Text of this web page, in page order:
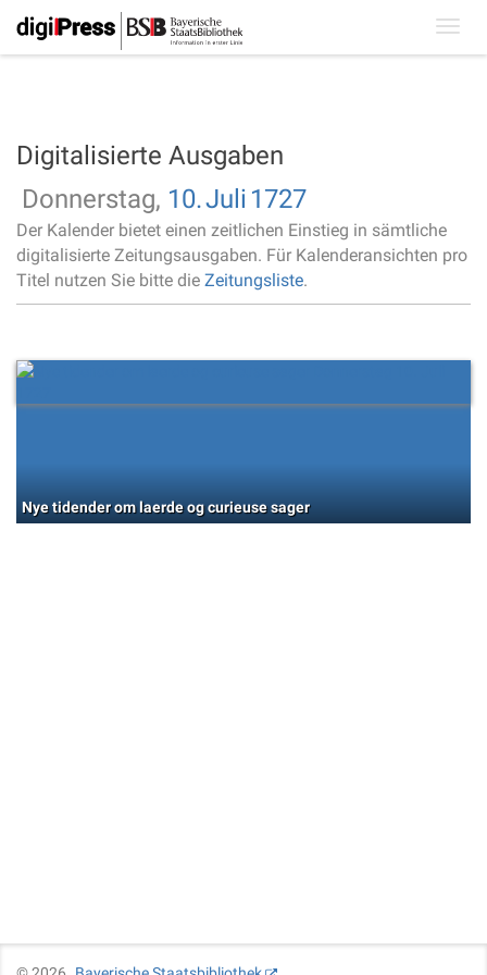
Digitalisierte Ausgaben
Donnerstag, 10.Juli 1727
Der Kalender bietet einen zeitlichen Einstieg in sämtliche
digitalisierte Zeitungsausgaben. Für Kalenderansichten pro
Titel nutzen Sie bitte die Zeitungsliste.
Nye tidender om laerde og curieuse sager